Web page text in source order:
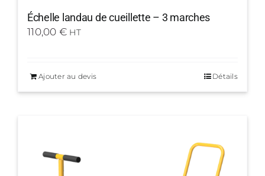
Échelle landau de cueillette – 3 marches
110,00 € HT
Ajouter au devis Détails